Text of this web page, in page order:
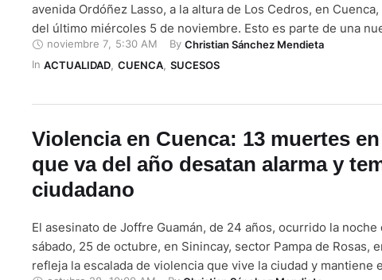
avenida Ordóñez Lasso, a la altura de Los Cedros, en Cuenca,
del último miércoles 5 de noviembre. Esto es parte de una
criminal en esta ciudad que deja dolor y muertos. Así lo
coronel Hugo Arroyo, comandante …
noviembre 7 5:30 AM By Christian Sánchez Mendieta
In ACTUALIDAD, CUENCA, SUCESOS
Violencia en Cuenca: 13 muertes
que va del año desatan alarma y
ciudadano
El asesinato de Joffre Guamán, de 24 años, ocurrido la noche
sábado, 25 de octubre, en Sinincay, sector Pampa de Rosas,
refleja la escalada de violencia que vive la ciudad y mantiene